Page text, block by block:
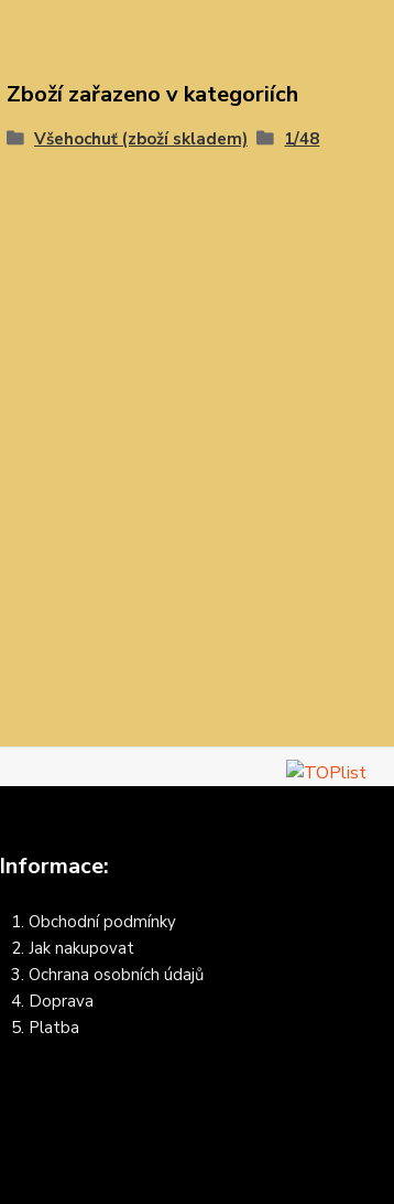
Zboží zařazeno v kategoriích
Všehochuť (zboží skladem) 1/48
Informace:
Obchodní podmínky
Jak nakupovat
Ochrana osobních údajů
Doprava
Platba